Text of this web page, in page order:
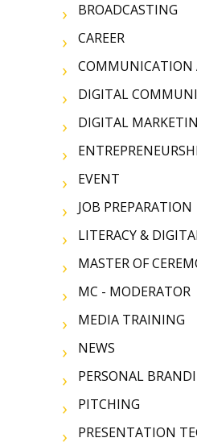
BROADCASTING
CAREER
COMMUNICATION
DIGITAL
DIGITAL
EVENT
JOB PREPARATION
LITERACY &
MASTER OF
MC - MODERATOR
MEDIA TRAINING
NEWS
PERSONAL
PITCHING
PRESENTATION